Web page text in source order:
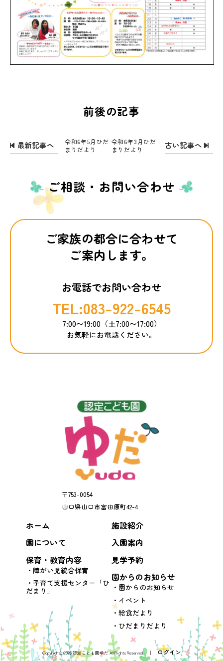
前後の記事
最新記事へ
令和6年5月ひだ
まりだより
古い記事へ
令和6年3月ひだ
まりだより
ご相談・お問い合わせ
ご家族の都合に合わせて
ご案内します。
お電話でお問い合わせ
TEL:083-922-6545
7:00〜19:00（土7:00〜17:00）
お気軽にお電話ください。
〒753-0054
山口県山口市富田原町42-4
ホーム
園について
保育・教育内容
障がい児統合保育
子育て支援センター「ひ
だまり」
施設紹介
入園案内
見学予約
園からのお知らせ
園からのお知らせ
イベント
給食だより
ひだまりだより
Copyright(c)2026 認定こども園ゆだ All Rights Reserved. │ ログイン